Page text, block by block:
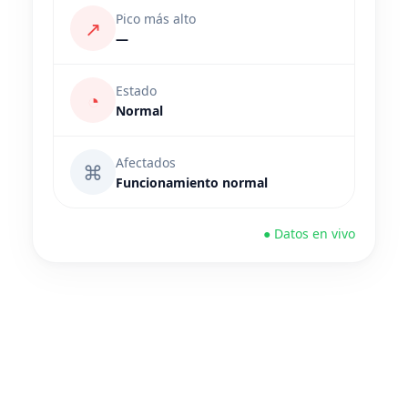
↗
Pico más alto
—
◔
Estado
Normal
⌘
Afectados
Funcionamiento normal
● Datos en vivo